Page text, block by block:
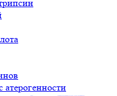
атерогенности